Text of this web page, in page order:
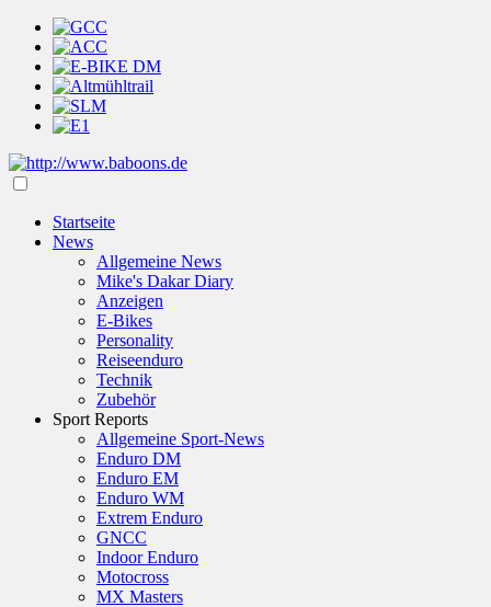
Startseite
News
Allgemeine News
Mike's Dakar Diary
Anzeigen
E-Bikes
Personality
Reiseenduro
Technik
Zubehör
Sport Reports
Allgemeine Sport-News
Enduro DM
Enduro EM
Enduro WM
Extrem Enduro
GNCC
Indoor Enduro
Motocross
MX Masters